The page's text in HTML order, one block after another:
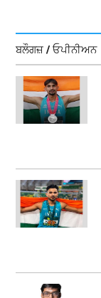
ਬਲੌਗਜ਼ / ਓਪੀਨੀਅਨ